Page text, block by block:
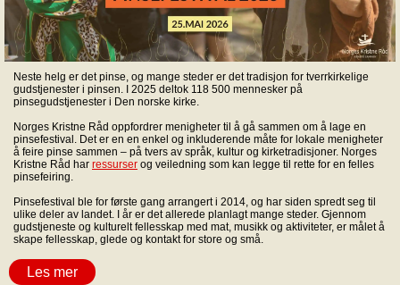
Neste helg er det pinse, og mange steder er det tradisjon for tverrkirkelige
gudstjenester i pinsen. I 2025 deltok 118 500 mennesker på
pinsegudstjenester i Den norske kirke.
Norges Kristne Råd oppfordrer menigheter til å gå sammen om å lage en
pinsefestival. Det er en en enkel og inkluderende måte for lokale menigheter
å feire pinse sammen – på tvers av språk, kultur og kirketradisjoner. Norges
Kristne Råd har ressurser og veiledning som kan legge til rette for en felles
pinsefeiring.
Pinsefestival ble for første gang arrangert i 2014, og har siden spredt seg til
ulike deler av landet. I år er det allerede planlagt mange steder. Gjennom
gudstjeneste og kulturelt fellesskap med mat, musikk og aktiviteter, er målet å
skape fellesskap, glede og kontakt for store og små.
Les mer